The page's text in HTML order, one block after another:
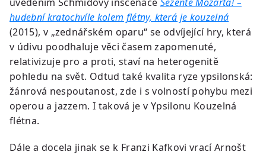
hudební kratochvíle kolem flétny, která je kouzelná
(2015), v „zednářském oparu“ se odvíjející hry, která
v údivu poodhaluje věci časem zapomenuté,
relativizuje pro a proti, staví na heterogenitě
pohledu na svět. Odtud také kvalita ryze ypsilonská:
žánrová nespoutanost, zde i s volností pohybu mezi
operou a jazzem. I taková je v Ypsilonu Kouzelná
flétna.
Dále a docela jinak se k Franzi Kafkovi vrací Arnošt